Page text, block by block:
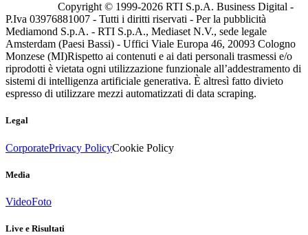
Copyright © 1999-2026 RTI S.p.A. Business Digital -
P.Iva 03976881007 - Tutti i diritti riservati - Per la pubblicità
Mediamond S.p.A. - RTI S.p.A., Mediaset N.V., sede legale
Amsterdam (Paesi Bassi) - Uffici Viale Europa 46, 20093 Cologno
Monzese (MI)Rispetto ai contenuti e ai dati personali trasmessi e/o
riprodotti è vietata ogni utilizzazione funzionale all’addestramento di
sistemi di intelligenza artificiale generativa. È altresì fatto divieto
espresso di utilizzare mezzi automatizzati di data scraping.
Legal
CorporatePrivacy PolicyCookie Policy
Media
VideoFoto
Live e Risultati